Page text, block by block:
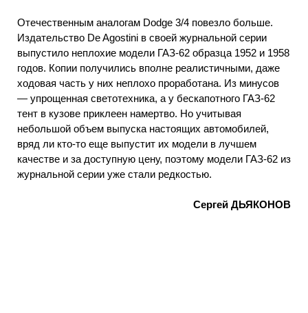
Отечественным аналогам Dodge 3/4 повезло больше.
Издательство De Agostini в своей журнальной серии
выпустило неплохие модели ГАЗ-62 образца 1952 и 1958
годов. Копии получились вполне реалистичными, даже
ходовая часть у них неплохо проработана. Из минусов
— упрощенная светотехника, а у бескапотного ГАЗ-62
тент в кузове приклеен намертво. Но учитывая
небольшой объем выпуска настоящих автомобилей,
вряд ли кто-то еще выпустит их модели в лучшем
качестве и за доступную цену, поэтому модели ГАЗ-62 из
журнальной серии уже стали редкостью.
Сергей ДЬЯКОНОВ